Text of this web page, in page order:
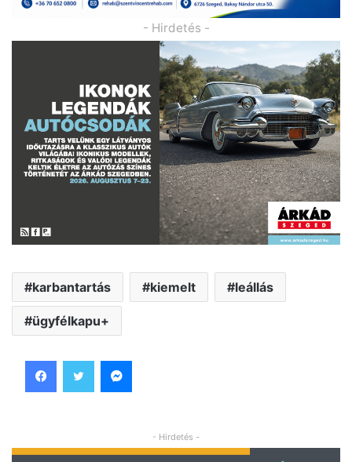
- Hirdetés -
karbantartás kiemelt leállás
ügyfélkapu+
- Hirdetés -